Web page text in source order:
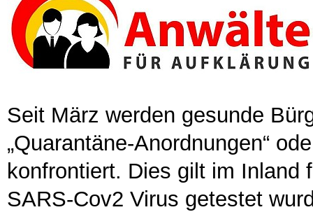
Seit März werden gesunde
„Quarantäne-Anordnungen“
konfrontiert. Dies gilt im Inland
SARS-Cov2 Virus getestet